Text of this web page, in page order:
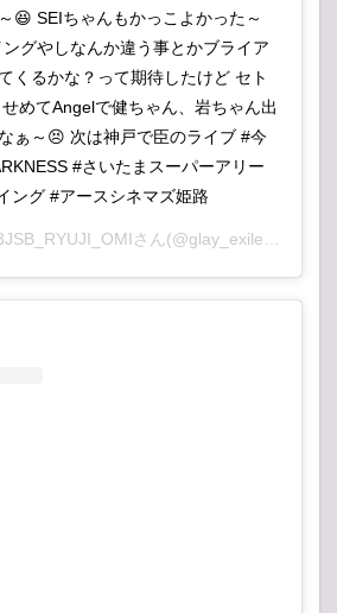
😆 SEIちゃんもかっこよかった～
グやしなんか違う事とかブライア
くるかな？って期待したけど セト
めてAngelで健ちゃん、岩ちゃん出
ぁ～😣 次は神戸で臣のライブ #今
#さいたまスーパーアリー
ング #アースシネマズ姫路
さん(@glay_exile_jsb_gene)がシェアした投稿 –